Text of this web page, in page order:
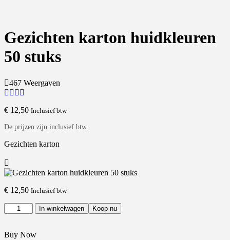
Gezichten karton huidkleuren
50 stuks
467 Weergaven
€ 12,50 Inclusief btw
De prijzen zijn inclusief btw.
Gezichten karton
€ 12,50 Inclusief btw
In winkelwagen Koop nu
Buy Now